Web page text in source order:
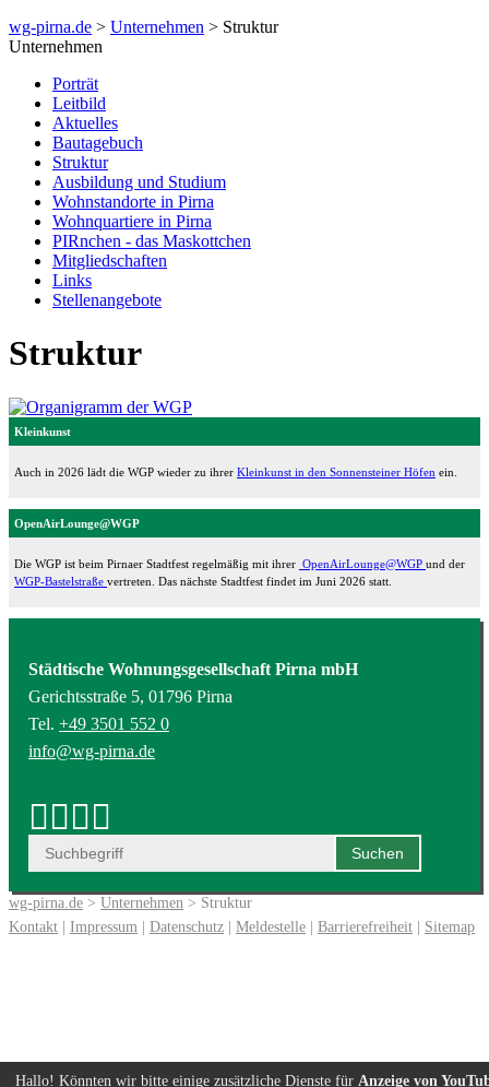
wg-pirna.de > Unternehmen > Struktur
Unternehmen
Porträt
Leitbild
Aktuelles
Bautagebuch
Struktur
Ausbildung und Studium
Wohnstandorte in Pirna
Wohnquartiere in Pirna
PIRnchen - das Maskottchen
Mitgliedschaften
Links
Stellenangebote
Struktur
Kleinkunst
Auch in 2026 lädt die WGP wieder zu ihrer Kleinkunst in den Sonnensteiner Höfen ein.
OpenAirLounge@WGP
Die WGP ist beim Pirnaer Stadtfest regelmäßig mit ihrer OpenAirLounge@WGP und der
WGP-Bastelstraße vertreten. Das nächste Stadtfest findet im Juni 2026 statt.
Städtische Wohnungsgesellschaft Pirna mbH
Gerichtsstraße 5, 01796 Pirna
Tel. +49 3501 552 0
info@wg-pirna.de
wg-pirna.de > Unternehmen > Struktur
Kontakt | Impressum | Datenschutz | Meldestelle | Barrierefreiheit | Sitemap
Hallo! Könnten wir bitte einige zusätzliche Dienste für Anzeige von